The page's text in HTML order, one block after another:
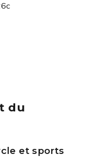
du
et sports